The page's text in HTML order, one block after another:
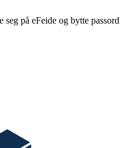
på eFeide og bytte passord